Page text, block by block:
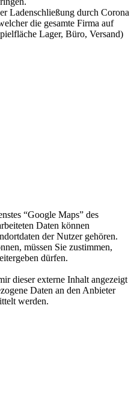
Ladenschließung durch Corona
die gesamte Firma auf
Lager, Büro, Versand)
“Google Maps” des
Daten können
der Nutzer gehören.
müssen Sie zustimmen,
dürfen.
dieser externe Inhalt angezeigt
Daten an den Anbieter
werden.